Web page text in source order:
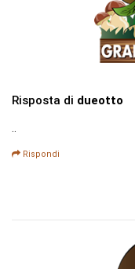
Risposta di dueotto
..
Rispondi